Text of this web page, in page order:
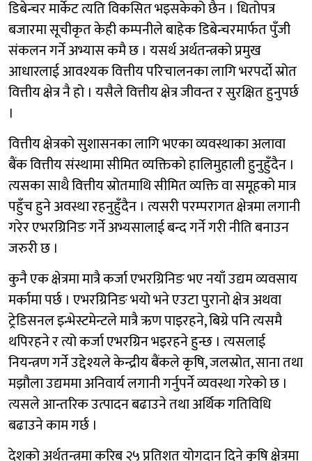
डिबेन्चर मार्केट त्यति विकसित भइसकेको छैन । धितोपत्र
बजारमा सूचीकृत केही कम्पनीले बाहेक डिबेन्चरमार्फत पुँजी
संकलन गर्ने अभ्यास कमै छ । यसर्थ अर्थतन्त्रको प्रमुख
आधारलाई आवश्यक वित्तीय परिचालनका लागि भरपर्दो स्रोत
वित्तीय क्षेत्र नै हो । यसैले वित्तीय क्षेत्र जीवन्त र सुरक्षित हुनुपर्छ
।
वित्तीय क्षेत्रको सुशासनका लागि भएका व्यवस्थाका अलावा
बैंक वित्तीय संस्थामा सीमित व्यक्तिको हालिमुहाली हुनुहुँदैन ।
त्यसका साथै वित्तीय स्रोतमाथि सीमित व्यक्ति वा समूहको मात्र
पहुँच हुने अवस्था रहनुहुँदैन । त्यसरी परम्परागत क्षेत्रमा लगानी
गरेर एभरग्रिनिङ गर्ने अभ्यसालाई बन्द गर्ने गरी नीति बनाउन
जरुरी छ ।
कुनै एक क्षेत्रमा मात्रै कर्जा एभरग्रिनिङ भए नयाँ उद्यम व्यवसाय
मर्कामा पर्छ । एभरग्रिनिङ भयो भने एउटा पुरानो क्षेत्र अथवा
ट्रेडिसनल इन्भेस्टमेन्टले मात्रै ऋण पाइरहने, बिग्रे पनि त्यसमै
थपिरहने र त्यो कर्जा एभरग्रिन भइरहने हुन्छ । त्यसलाई
नियन्त्रण गर्ने उद्देश्यले केन्द्रीय बैंकले कृषि, जलस्रोत, साना तथा
मझौला उद्यममा अनिवार्य लगानी गर्नुपर्ने व्यवस्था गरेको छ ।
त्यसले आन्तरिक उत्पादन बढाउने तथा अर्थिक गतिविधि
बढाउने काम गर्छ ।